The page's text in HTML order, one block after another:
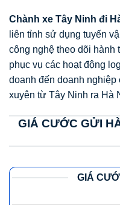
Chành xe Tây Ninh đi
liên tỉnh sử dụng tuyến
công nghệ theo dõi hành
phục vụ các hoạt động
doanh đến doanh
xuyên từ Tây Ninh ra Hà
GIÁ CƯỚC GỬI
GIÁ